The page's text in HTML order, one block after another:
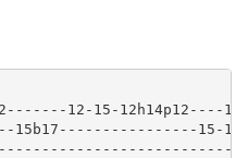
12-15-12h14p12----
15b17----------------15-